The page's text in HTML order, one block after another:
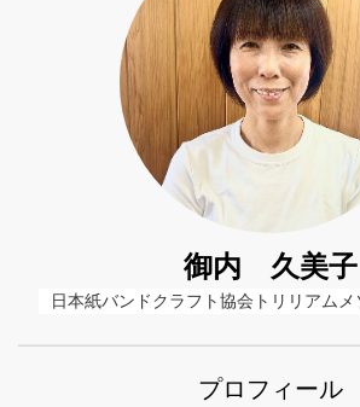
御内 久美子
日本紙バンドクラフト協会トリリアム
プロフィール